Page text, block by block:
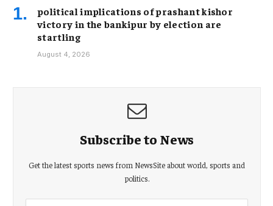
political implications of prashant kishor
victory in the bankipur by election are
startling
August 4, 2026
Subscribe to News
Get the latest sports news from NewsSite about world, sports and
politics.